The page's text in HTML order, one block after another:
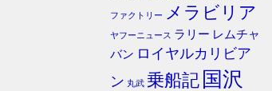
ファクトリー メラビリア
ヤフーニュース ラリー レムチャ
バン ロイヤルカリビア
ン 丸武 乗船記 国沢